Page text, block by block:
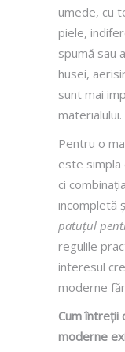
umede, cu
piele,
spumă sau
husei,
sunt mai
materialului.
Pentru o
este simpla
ci
incompletă
patuțul
regulile
interesul
moderne
Cum întreții
moderne